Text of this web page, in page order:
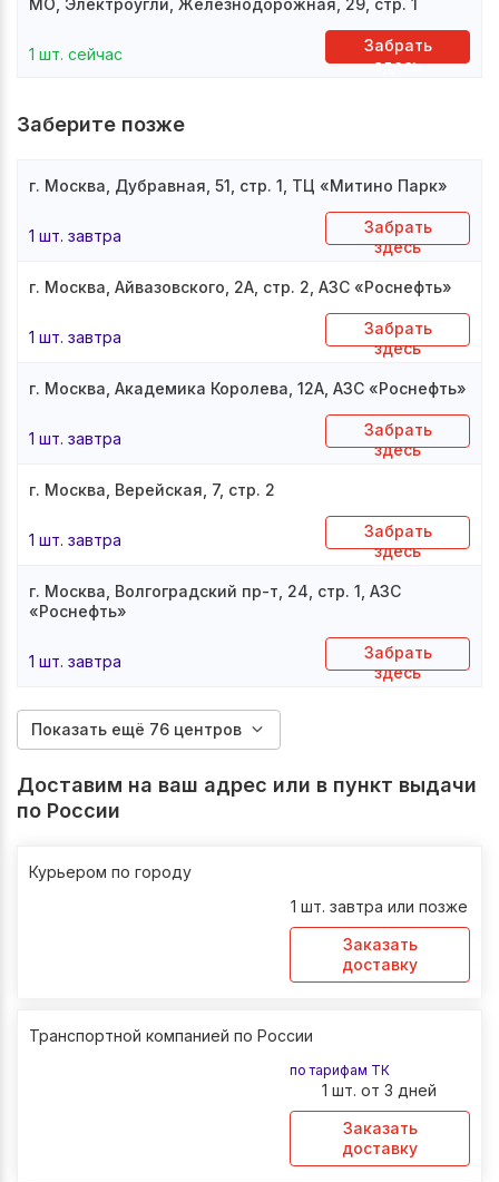
1 шт. сейчас
Забрать
здесь
Заберите позже
г. Москва, Дубравная, 51, стр. 1, ТЦ «Митино Парк»
1 шт. завтра
Забрать
здесь
г. Москва, Айвазовского, 2А, стр. 2, АЗС «Роснефть»
1 шт. завтра
Забрать
здесь
г. Москва, Академика Королева, 12А, АЗС «Роснефть»
1 шт. завтра
Забрать
здесь
г. Москва, Верейская, 7, стр. 2
1 шт. завтра
Забрать
здесь
г. Москва, Волгоградский пр-т, 24, стр. 1, АЗС
«Роснефть»
1 шт. завтра
Забрать
здесь
Показать ещё 76 центров
Доставим на ваш адрес или в пункт выдачи
по России
Курьером по городу
1 шт. завтра или позже
Заказать
доставку
Транспортной компанией по России
по тарифам ТК
1 шт. от 3 дней
Заказать
доставку